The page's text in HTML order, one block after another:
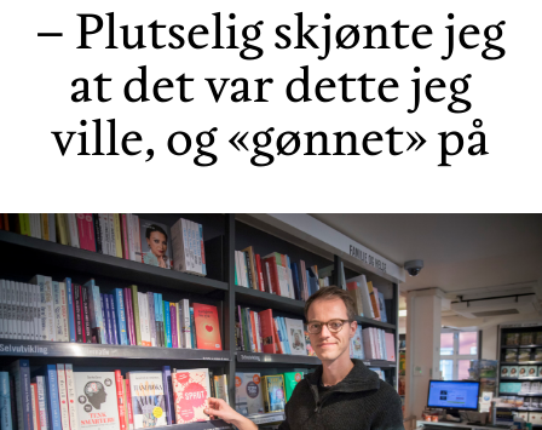
– Plutselig skjønte jeg
at det var dette jeg
ville, og «gønnet» på